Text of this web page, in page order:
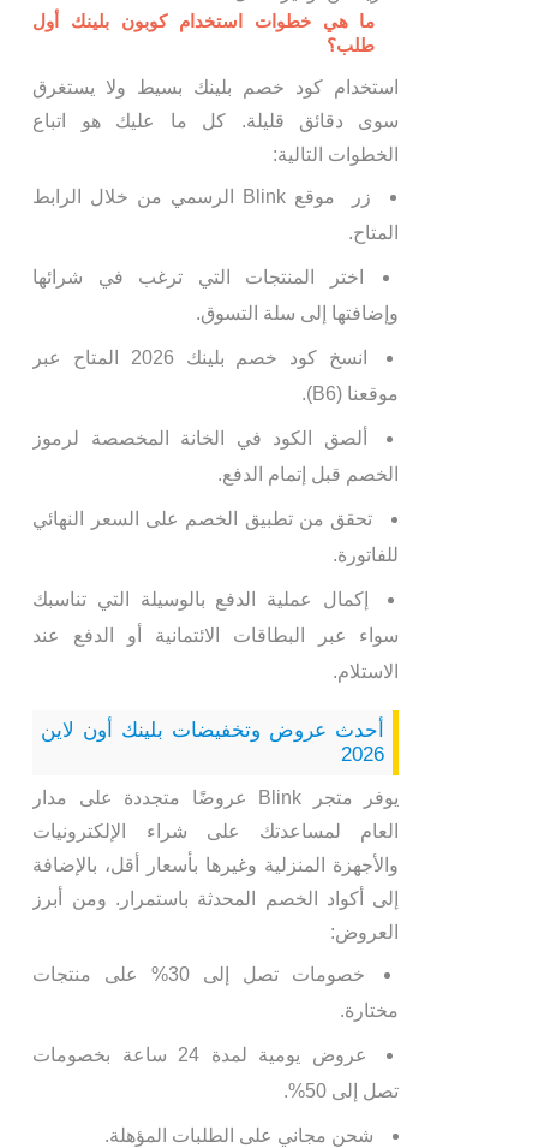
ما هي خطوات استخدام كوبون بلينك أول
طلب؟
استخدام كود خصم بلينك بسيط ولا يستغرق
سوى دقائق قليلة. كل ما عليك هو اتباع
الخطوات التالية:
زر موقع Blink الرسمي من خلال الرابط
المتاح.
اختر المنتجات التي ترغب في شرائها
وإضافتها إلى سلة التسوق.
انسخ كود خصم بلينك 2026 المتاح عبر
موقعنا (B6).
ألصق الكود في الخانة المخصصة لرموز
الخصم قبل إتمام الدفع.
تحقق من تطبيق الخصم على السعر النهائي
للفاتورة.
إكمال عملية الدفع بالوسيلة التي تناسبك
سواء عبر البطاقات الائتمانية أو الدفع عند
الاستلام.
أحدث عروض وتخفيضات بلينك أون لاين
2026
يوفر متجر Blink عروضًا متجددة على مدار
العام لمساعدتك على شراء الإلكترونيات
والأجهزة المنزلية وغيرها بأسعار أقل، بالإضافة
إلى أكواد الخصم المحدثة باستمرار. ومن أبرز
العروض:
خصومات تصل إلى 30% على منتجات
مختارة.
عروض يومية لمدة 24 ساعة بخصومات
تصل إلى 50%.
شحن مجاني على الطلبات المؤهلة.